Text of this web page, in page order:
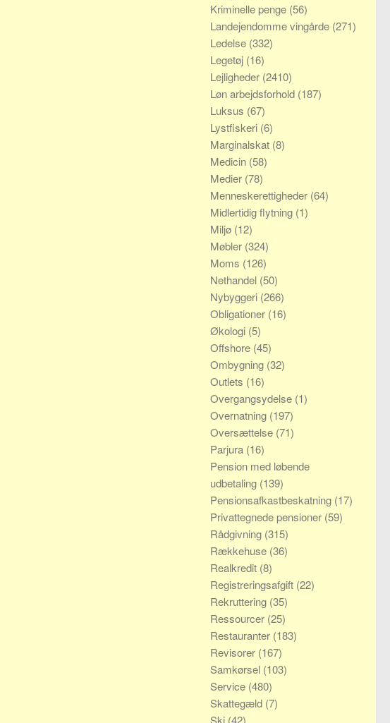
Kriminelle penge (56)
Landejendomme vingårde (271)
Ledelse (332)
Legetøj (16)
Lejligheder (2410)
Løn arbejdsforhold (187)
Luksus (67)
Lystfiskeri (6)
Marginalskat (8)
Medicin (58)
Medier (78)
Menneskerettigheder (64)
Midlertidig flytning (1)
Miljø (12)
Møbler (324)
Moms (126)
Nethandel (50)
Nybyggeri (266)
Obligationer (16)
Økologi (5)
Offshore (45)
Ombygning (32)
Outlets (16)
Overgangsydelse (1)
Overnatning (197)
Oversættelse (71)
Parjura (16)
Pension med løbende
udbetaling (139)
Pensionsafkastbeskatning (17)
Privattegnede pensioner (59)
Rådgivning (315)
Rækkehuse (36)
Realkredit (8)
Registreringsafgift (22)
Rekruttering (35)
Ressourcer (25)
Restauranter (183)
Revisorer (167)
Samkørsel (103)
Service (480)
Skattegæld (7)
Ski (42)